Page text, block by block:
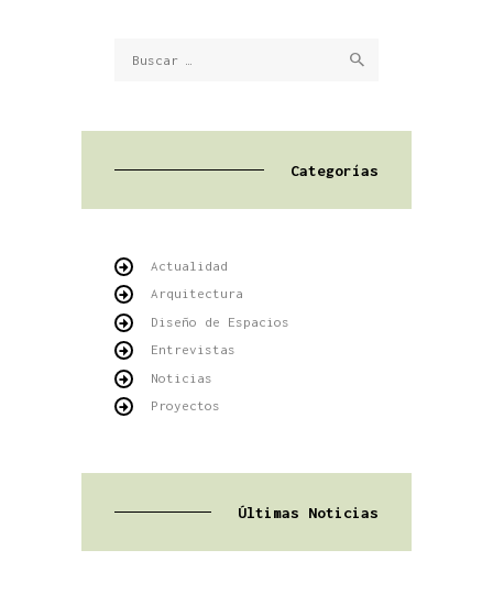
Categorías
Actualidad
Arquitectura
Diseño de Espacios
Entrevistas
Noticias
Proyectos
Últimas Noticias